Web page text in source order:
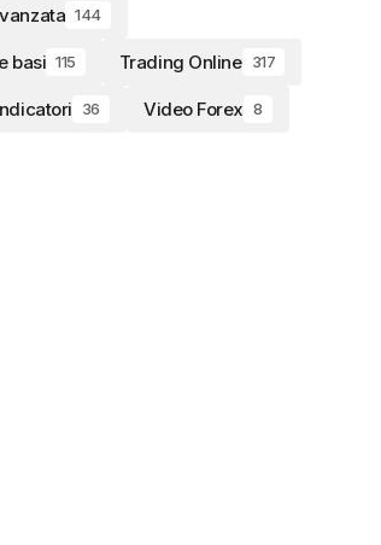
144
basi 115 Trading Online 317
36 Video Forex 8